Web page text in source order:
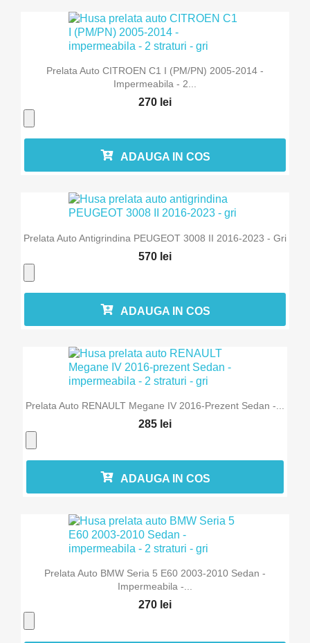
Prelata Auto CITROEN C1 I (PM/PN) 2005-2014 -
Impermeabila - 2...
270 lei
ADAUGA IN COS
Prelata Auto Antigrindina PEUGEOT 3008 II 2016-2023 - Gri
570 lei
ADAUGA IN COS
Prelata Auto RENAULT Megane IV 2016-Prezent Sedan -...
285 lei
ADAUGA IN COS
Prelata Auto BMW Seria 5 E60 2003-2010 Sedan -
Impermeabila -...
270 lei